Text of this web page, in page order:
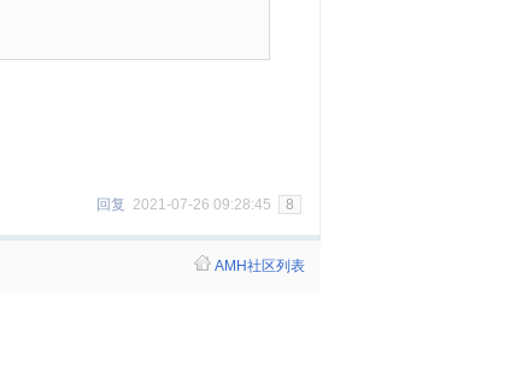
回复 2021-07-26 09:28:45 8
AMH社区列表